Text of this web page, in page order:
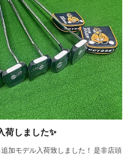
荷しました✨
加モデル入荷致しました！ 是非店頭